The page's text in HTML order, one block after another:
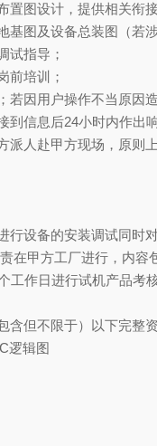
置图设计，提供相关衔
基图及设备总装图（若
试指导；
前培训；
若因用户操作不当原因
到信息后24小时内作出
派人赴甲方现场，原则
行设备的安装调试同时
在甲方工厂进行，内
工作日进行试机产品考
含但不限于）以下完整
逻辑图